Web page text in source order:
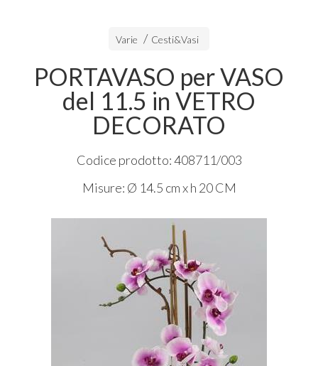
Varie Cesti&Vasi
PORTAVASO per VASO
del 11.5 in VETRO
DECORATO
Codice prodotto: 408711/003
Misure: Ø 14.5 cm x h 20 CM